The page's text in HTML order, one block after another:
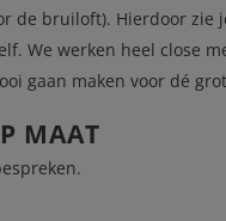
de bruiloft). Hierdoor zie
We werken heel close
gaan maken voor dé
MAAT